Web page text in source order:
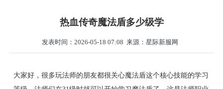
热血传奇魔法盾多少级学
发表时间：2026-05-18 07:08 来源：星际新服网
大家好，很多玩法师的朋友都很关心魔法盾这个核心技能的学习